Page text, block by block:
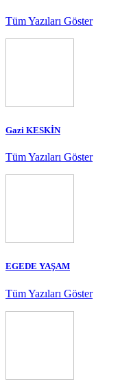
Tüm Yazıları Göster
Gazi KESKİN
Tüm Yazıları Göster
EGEDE YAŞAM
Tüm Yazıları Göster